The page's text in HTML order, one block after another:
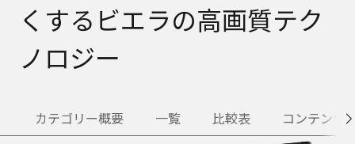
くするビエラの高画質テク
ノロジー
カテゴリー概要 一覧 比較表 コンテンツ